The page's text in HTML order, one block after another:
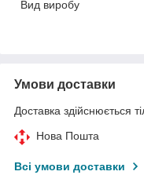
Вид виробу
Умови доставки
Доставка здійснюється
Нова Пошта
Всі умови доставки